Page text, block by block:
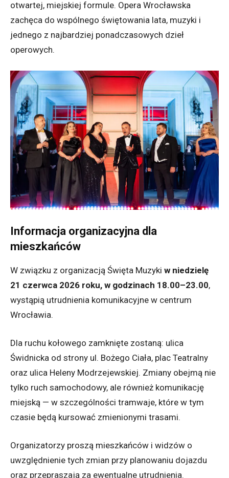
otwartej, miejskiej formule. Opera Wrocławska
zachęca do wspólnego świętowania lata, muzyki i
jednego z najbardziej ponadczasowych dzieł
operowych.
Informacja organizacyjna dla
mieszkańców
W związku z organizacją Święta Muzyki w niedzielę
21 czerwca 2026 roku, w godzinach 18.00–23.00,
wystąpią utrudnienia komunikacyjne w centrum
Wrocławia.
Dla ruchu kołowego zamknięte zostaną: ulica
Świdnicka od strony ul. Bożego Ciała, plac Teatralny
oraz ulica Heleny Modrzejewskiej. Zmiany obejmą nie
tylko ruch samochodowy, ale również komunikację
miejską — w szczególności tramwaje, które w tym
czasie będą kursować zmienionymi trasami.
Organizatorzy proszą mieszkańców i widzów o
uwzględnienie tych zmian przy planowaniu dojazdu
oraz przepraszają za ewentualne utrudnienia.